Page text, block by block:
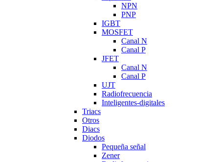
NPN
PNP
IGBT
MOSFET
Canal N
Canal P
JFET
Canal N
Canal P
UJT
Radiofrecuencia
Inteligentes-digitales
Triacs
Otros
Diacs
Diodos
Pequeña señal
Zener